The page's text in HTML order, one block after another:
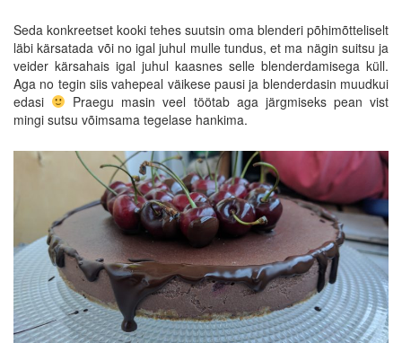
Seda konkreetset kooki tehes suutsin oma blenderi põhimõtteliselt
läbi kärsatada või no igal juhul mulle tundus, et ma nägin suitsu ja
veider kärsahais igal juhul kaasnes selle blenderdamisega küll.
Aga no tegin siis vahepeal väikese pausi ja blenderdasin muudkui
edasi
Praegu masin veel töötab aga järgmiseks pean vist
mingi sutsu võimsama tegelase hankima.